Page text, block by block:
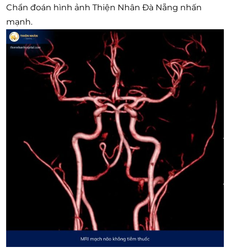
Chẩn đoán hình ảnh Thiện Nhân Đà Nẵng nhấn
mạnh.